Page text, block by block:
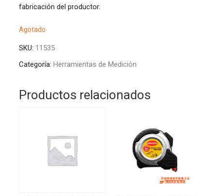
fabricación del productor.
Agotado
SKU: 11535
Categoría: Herramientas de Medición
Productos relacionados